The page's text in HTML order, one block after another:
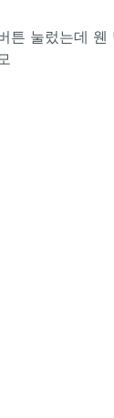
튼 눌렀는데 웬